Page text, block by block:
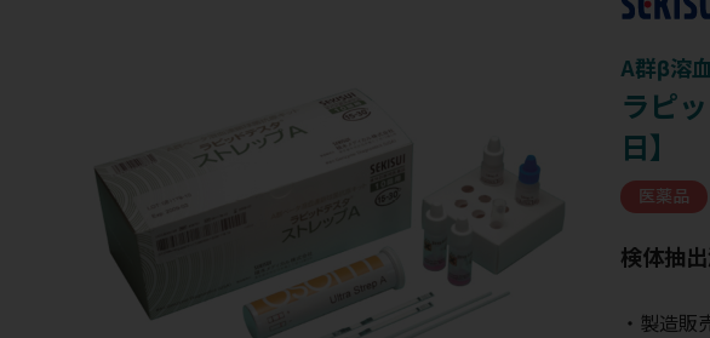
A群β溶
ラピ
日】
医薬品
検体抽
・製造販